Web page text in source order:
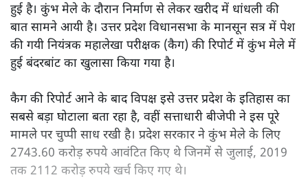
रिपोर्ट में विभिन्न विभागों से कुंभ के लिए आवंटित बजट पर सवाल
खड़ा किया गया है। कुंभ मेला अधिकारी ने अन्य विभागों के बजट खर्चे
की जानकारी उपलब्ध नहीं कराई जिससे उस बजट के खर्चे का
विवरण ही नहीं मिल सका।
रामराज्य का दावा करने वाली उत्तर प्रदेश की योगी सरकार के
दौरान प्रयागराज में हुए कुंभ मेले में सरकारी धन की जमकर लूट
हुई है। कुंभ मेले के दौरान निर्माण से लेकर खरीद में धांधली की